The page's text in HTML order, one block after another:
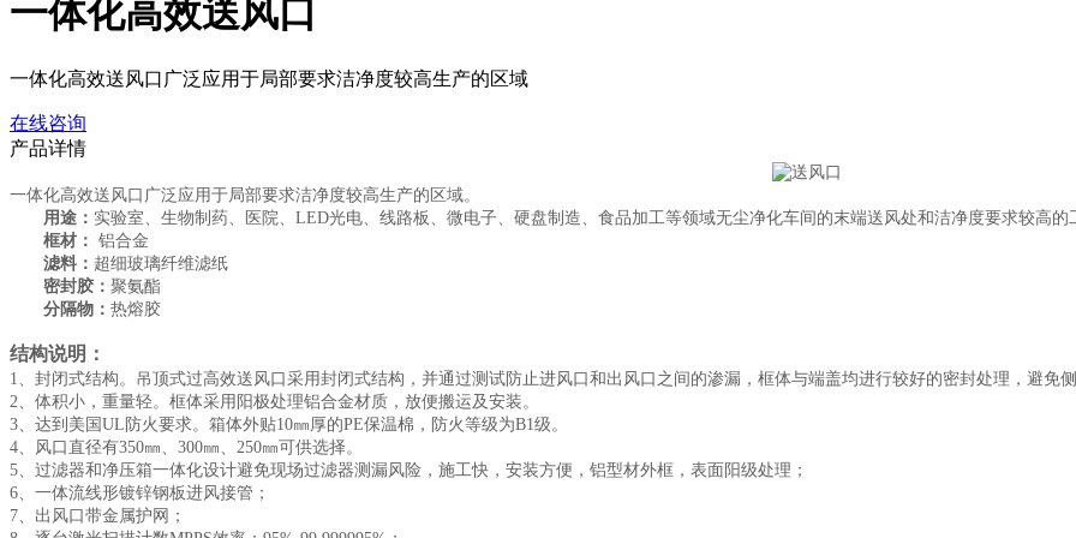
一体化高效送风口
一体化高效送风口广泛应用于局部要求洁净度较高生产的区域
在线咨询
产品详情
一体化高效送风口广泛应用于局部要求洁净度较高生产的区域。
用途： 实验室、生物制药、医院、LED光电、线路板、微电子、硬盘制造、食品加工等领域无尘净化车间的末端送风处和洁净度要求较高的
框材： 铝合金
滤料： 超细玻璃纤维滤纸
密封胶： 聚氨酯
分隔物： 热熔胶
结构说明：
1、封闭式结构。吊顶式过高效送风口采用封闭式结构，并通过测试防止进风口和出风口之间的渗漏，框体与端盖均进行较好的密封处理，避免侧
2、体积小，重量轻。框体采用阳极处理铝合金材质，放便搬运及安装。
3、达到美国UL防火要求。箱体外贴10㎜厚的PE保温棉，防火等级为B1级。
4、风口直径有350㎜、300㎜、250㎜可供选择。
5、过滤器和净压箱一体化设计避免现场过滤器测漏风险，施工快，安装方便，铝型材外框，表面阳级处理；
6、一体流线形镀锌钢板进风接管；
7、出风口带金属护网；